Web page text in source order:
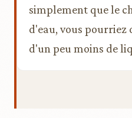
simplement que le
d'eau, vous pourriez
d'un peu moins de